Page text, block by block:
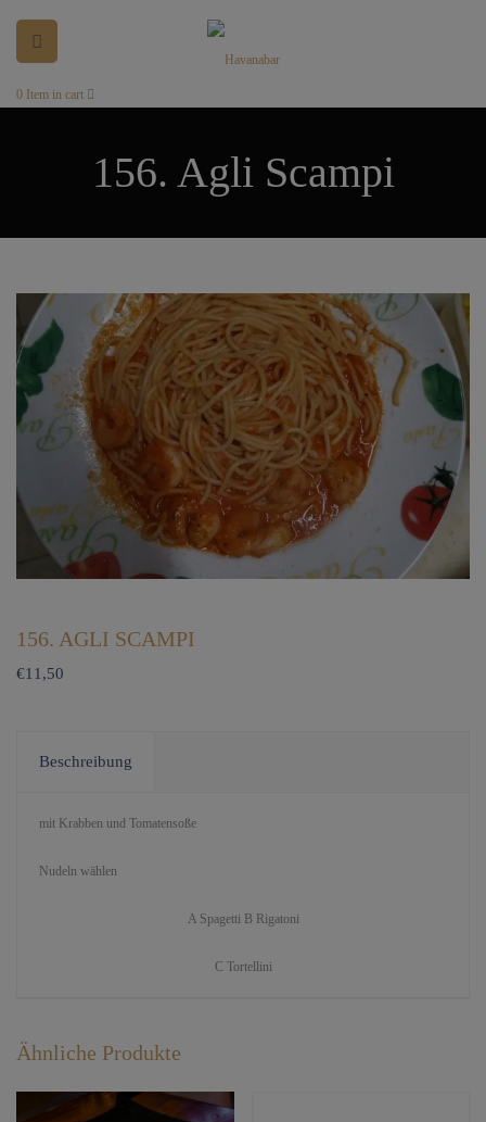
0 Item in cart
156. Agli Scampi
156. AGLI SCAMPI
€11,50
Beschreibung
mit Krabben und Tomatensoße
Nudeln wählen
A Spagetti B Rigatoni
C Tortellini
Ähnliche Produkte